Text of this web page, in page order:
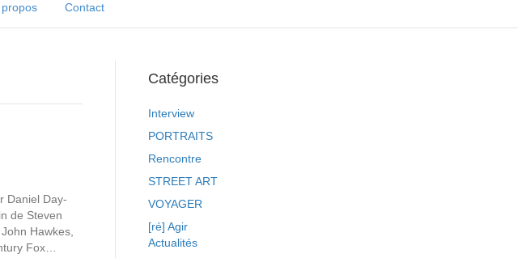
propos Contact
Daniel Day-
de Steven
Hawkes,
Fox…
Catégories
Interview
PORTRAITS
Rencontre
STREET ART
VOYAGER
[ré] Agir
Actualités